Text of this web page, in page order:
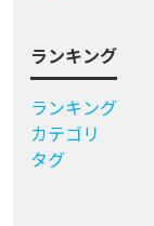
ランキング
ランキング
カテゴリ
タグ